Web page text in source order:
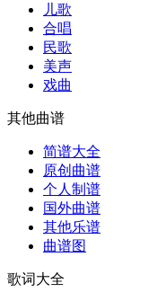
儿歌
合唱
民歌
美声
戏曲
其他曲谱
简谱大全
原创曲谱
个人制谱
国外曲谱
其他乐谱
曲谱图
歌词大全